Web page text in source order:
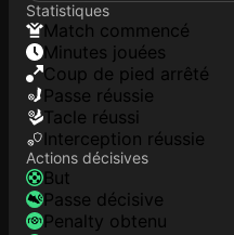
Statistiques
match commencé
minutes jouées
coup de pied arrêté
Passe réussie
tacle réussi
interception réussie
Actions décisives
but
passe décisive
penalty obtenu